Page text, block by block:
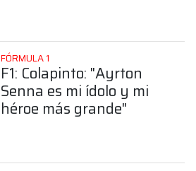
FÓRMULA 1
F1: Colapinto: "Ayrton
Senna es mi ídolo y mi
héroe más grande"